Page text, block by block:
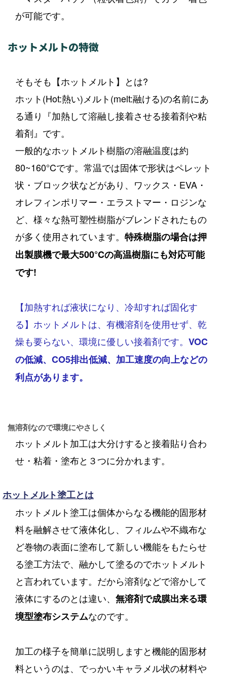
が可能です。
ホットメルトの特徴
そもそも【ホットメルト】とは?
ホット(Hot:熱い)メルト(melt:融ける)の名前にあ
る通り『加熱して溶融し接着させる接着剤や粘
着剤』です。
一般的なホットメルト樹脂の溶融温度は約
80~160°Cです。常温では固体で形状はペレット
状・ブロック状などがあり、ワックス・EVA・
オレフィンポリマー・エラストマー・ロジンな
ど、様々な熱可塑性樹脂がブレンドされたもの
が多く使用されています。 特殊樹脂の場合は押
出製膜機で最大500°Cの高温樹脂にも対応可能
です!
【加熱すれば液状になり、冷却すれば固化す
る】ホットメルトは、有機溶剤を使用せず、乾
燥も要らない、 環境に優しい接着剤です。 VOC
の低減、CO5排出低減、加工速度の向上などの
利点があります。
無溶剤なので環境にやさしく
ホットメルト加工は大分けすると接着貼り合わ
せ・粘着・塗布と３つに分かれます。
ホットメルト塗工とは
ホットメルト塗工は個体からなる機能的固形材
料を融解させて液体化し、フィルムや不織布な
ど巻物の表面に塗布して新しい機能をもたらせ
る塗工方法で、融かして塗るのでホットメルト
と言われています。だから溶剤などで溶かして
液体にするのとは違い、 無溶剤で成膜出来る環
境型塗布システムなのです。
加工の様子を簡単に説明しますと機能的固形材
料というのは、でっかいキャラメル状の材料や